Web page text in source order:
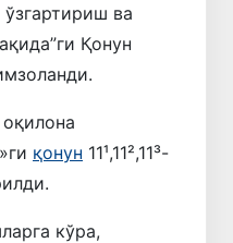
ва
Қонун
қонун 11¹,11²,11³-
кўра,